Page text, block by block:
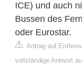
ICE) und auch
Bussen des
oder Eurostar.
Antrag auf
vollständige Antwort